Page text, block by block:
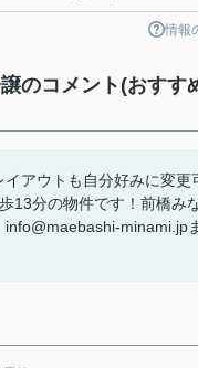
情報
のコメント(おすす
アウトも自分好みに変更
13分の物件です！前橋み
info@maebashi-minami.jp